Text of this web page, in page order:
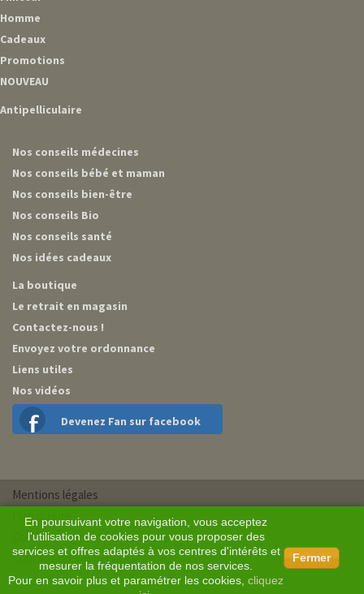
Homme
Cadeaux
Promotions
NOUVEAU
Antipelliculaire
Nos conseils médecines
Nos conseils bébé et maman
Nos conseils bien-être
Nos conseils Bio
Nos conseils santé
Nos idées cadeaux
La boutique
Le retrait en magasin
Contactez-nous !
Envoyez votre ordonnance
Liens utiles
Nos vidéos
Devenez Fan sur facebook
En poursuivant votre navigation, vous acceptez
l'utilisation de cookies pour vous proposer des
services et offres adaptés à vos centres d'intérêts et
mesurer la fréquentation de nos services.
Pour en savoir plus et paramétrer les cookies, cliquez
Fermer
Mentions légales
Plan du site
Conditions générales de vente
Conception BM Services